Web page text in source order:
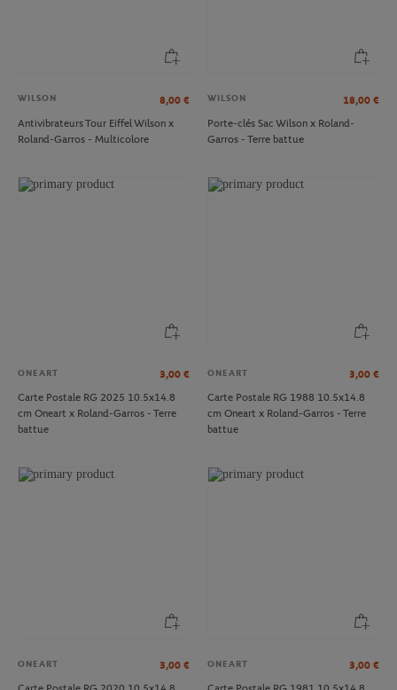
WILSON 8,00 €
Antivibrateurs Tour Eiffel Wilson x
Roland-Garros - Multicolore
WILSON 18,00 €
Porte-clés Sac Wilson x Roland-
Garros - Terre battue
ONEART 3,00 €
Carte Postale RG 2025 10.5x14.8
cm Oneart x Roland-Garros - Terre
battue
ONEART 3,00 €
Carte Postale RG 1988 10.5x14.8
cm Oneart x Roland-Garros - Terre
battue
ONEART 3,00 €
ONEART 3,00 €